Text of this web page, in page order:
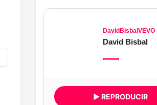
DavidBisbalVEVO
David Bisbal
▶ REPRODUCIR